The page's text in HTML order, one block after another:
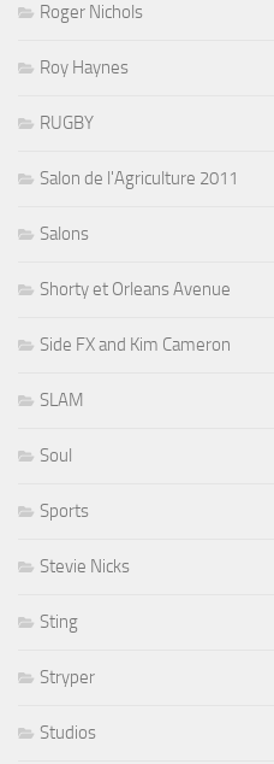
Roger Nichols
Roy Haynes
RUGBY
Salon de l'Agriculture 2011
Salons
Shorty et Orleans Avenue
Side FX and Kim Cameron
SLAM
Soul
Sports
Stevie Nicks
Sting
Stryper
Studios